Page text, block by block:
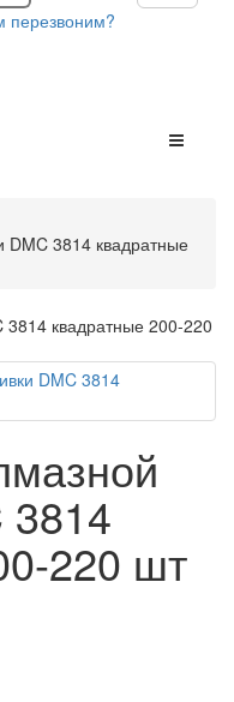
перезвоним?
3814 квадратные
квадратные 200-220
220 шт